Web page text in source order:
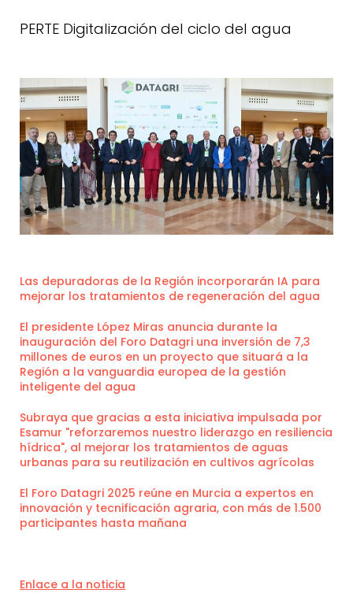
PERTE Digitalización del ciclo del agua
Las depuradoras de la Región incorporarán IA para
mejorar los tratamientos de regeneración del agua
El presidente López Miras anuncia durante la
inauguración del Foro Datagri una inversión de 7,3
millones de euros en un proyecto que situará a la
Región a la vanguardia europea de la gestión
inteligente del agua
Subraya que gracias a esta iniciativa impulsada por
Esamur "reforzaremos nuestro liderazgo en resiliencia
hídrica", al mejorar los tratamientos de aguas
urbanas para su reutilización en cultivos agrícolas
El Foro Datagri 2025 reúne en Murcia a expertos en
innovación y tecnificación agraria, con más de 1.500
participantes hasta mañana
Enlace a la noticia